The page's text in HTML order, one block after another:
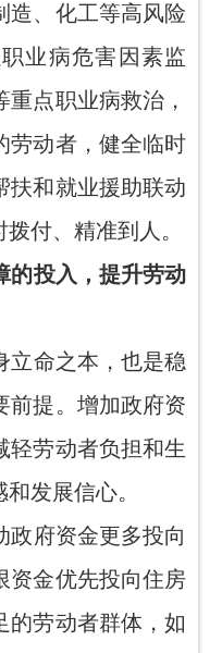
造、化工等高风险
业病危害因素监
点职业病救治，
劳动者，健全临时
扶和就业援助联动
付、精准到人。
投入，提升劳动
命之本，也是稳
前提。增加政府资
轻劳动者负担和生
发展信心。
府资金更多投向
资金优先投向住房
的劳动者群体，如